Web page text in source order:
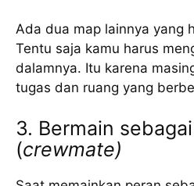
Ada dua map lainnya yang
Tentu saja kamu harus
dalamnya. Itu karena
tugas dan ruang yang
3. Bermain
(crewmate)